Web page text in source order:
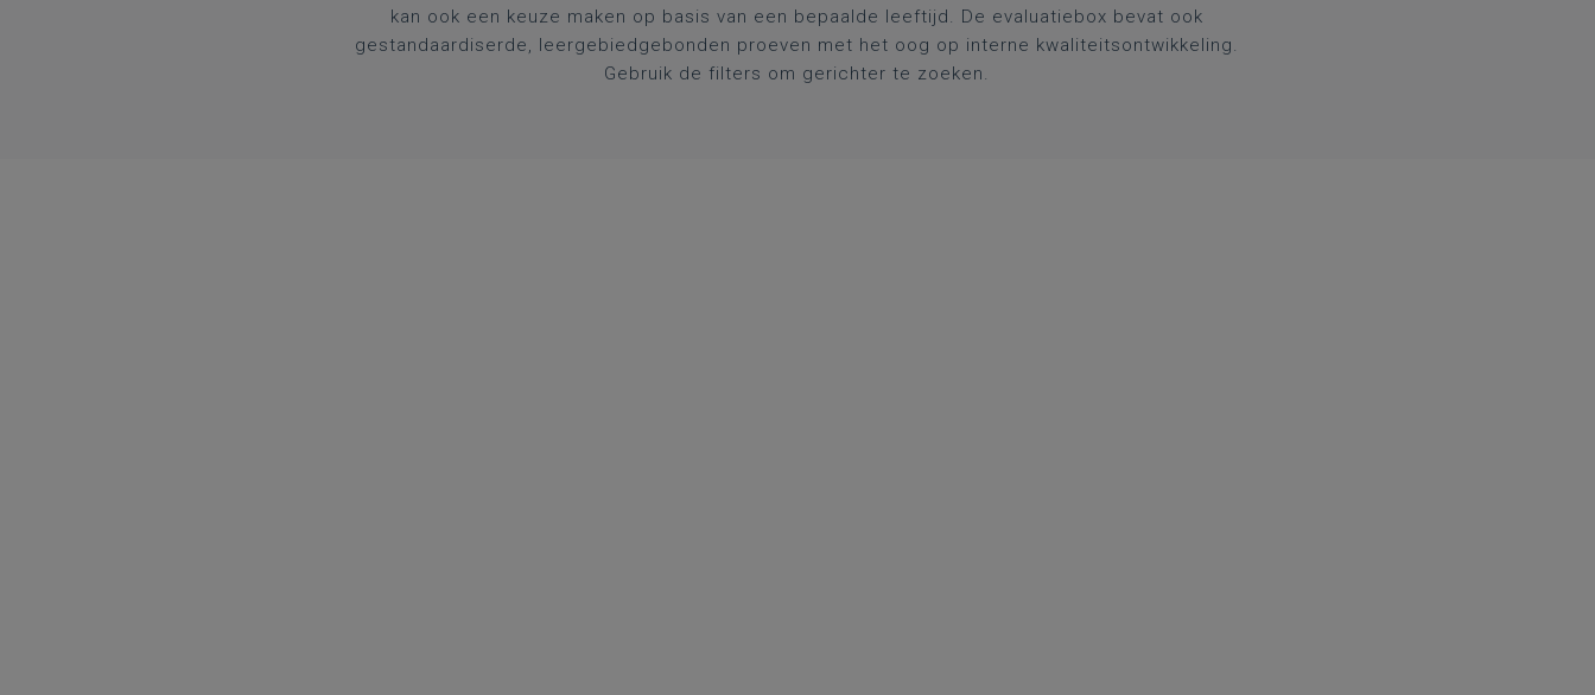
kan ook een keuze maken op basis van een bepaalde leeftijd. De evaluatiebox bevat ook
gestandaardiserde, leergebiedgebonden proeven met het oog op interne kwaliteitsontwikkeling.
Gebruik de filters om gerichter te zoeken.